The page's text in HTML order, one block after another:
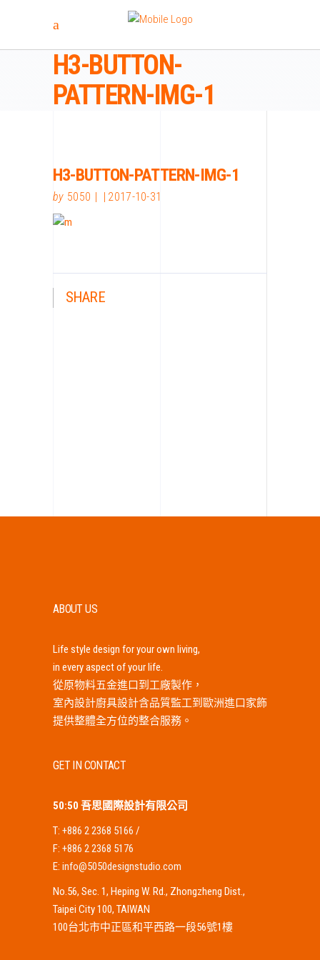
H3-BUTTON-
PATTERN-IMG-1
H3-BUTTON-PATTERN-IMG-1
by 5050 2017-10-31
SHARE
ABOUT US
Life style design for your own living,
in every aspect of your life.
從原物料五金進口到工廠製作，
室內設計廚具設計含品質監工到歐洲進口家飾
提供整體全方位的整合服務。
GET IN CONTACT
50:50 吾思國際設計有限公司
T: +886 2 2368 5166 /
F: +886 2 2368 5176
E: info@5050designstudio.com
No.56, Sec. 1, Heping W. Rd., Zhongzheng Dist.,
Taipei City 100, TAIWAN
100台北市中正區和平西路一段56號1樓